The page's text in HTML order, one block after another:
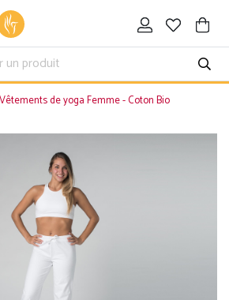
de yoga Femme - Coton Bio